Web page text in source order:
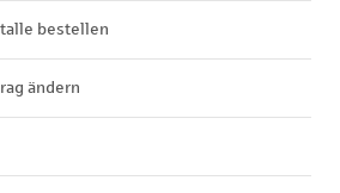
bestellen
ändern